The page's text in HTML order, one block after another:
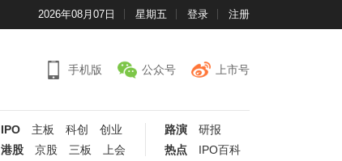
2026年08月07日 星期五 登录 注册
手机版 公众号 上市号
IPO 主板 科创
创业
港股
京股 三板 上会
路演
研报
热点
IPO百科